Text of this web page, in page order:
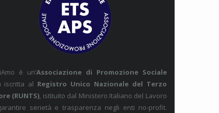
è un’Associazione di Promozione Sociale
iscritta al Registro Unico Nazionale del Terzo
(RUNTS), istituito dal Ministero Italiano del Lavoro
serietà e trasparenza negli enti no-profit.